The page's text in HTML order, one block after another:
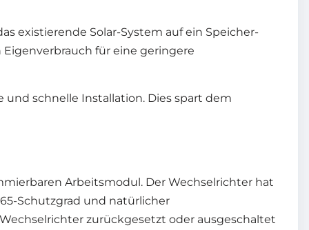
existierende Solar-System auf ein Speicher-
für eine geringere
schnelle Installation. Dies spart dem
Arbeitsmodul. Der Wechselrichter hat
Schutzgrad und natürlicher
zurückgesetzt oder ausgeschaltet